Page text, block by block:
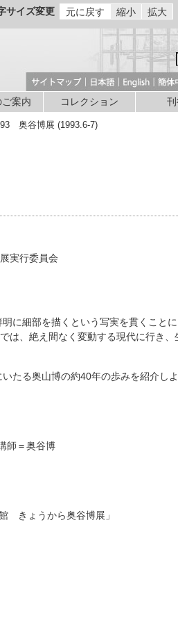
サイズ変更 元に戻す 縮小 拡大
案内 コレクション
奥谷博展 (1993.6-7)
実行委員会
に細部を描くという写実を貫くこと
は、絶え間なく変動する現代に行き、
たる奥山博の約40年の歩みを紹介しよ
師＝奥谷博
きょうから奥谷博展」